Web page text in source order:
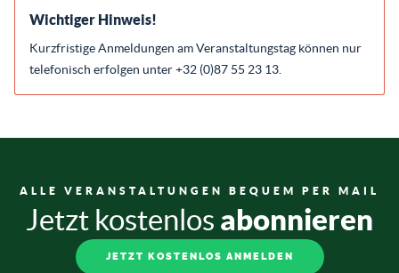
Wichtiger Hinweis!
Kurzfristige Anmeldungen am Veranstaltungstag können nur
telefonisch erfolgen unter +32 (0)87 55 23 13.
ALLE VERANSTALTUNGEN BEQUEM PER MAIL
Jetzt kostenlos abonnieren
JETZT KOSTENLOS ANMELDEN